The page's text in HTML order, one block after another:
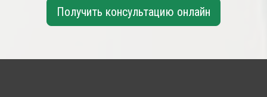
Получить консультацию онлайн